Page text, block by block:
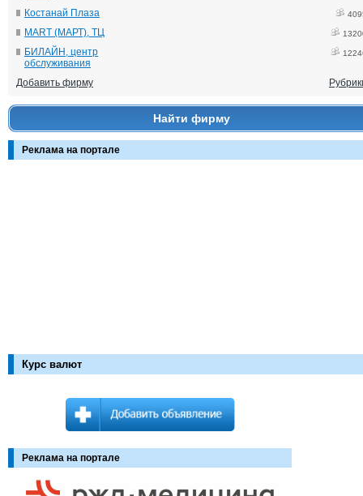
Костанай Плаза
MART (МАРТ), ТЦ
БИЛАЙН, центр
обслуживания
Добавить фирму
Найти фирму
Реклама на портале
Курс валют
Реклама на портале